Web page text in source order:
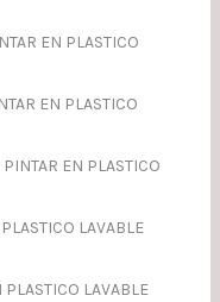
EN PLASTICO
EN PLASTICO
EN PLASTICO
LAVABLE
LAVABLE